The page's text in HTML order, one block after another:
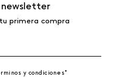
primera compra
y condiciones*